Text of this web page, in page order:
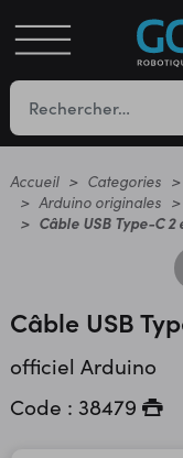
Accueil Categories
Arduino originales
Câble USB Type-C 2
Câble USB
officiel Arduino
Code : 38479